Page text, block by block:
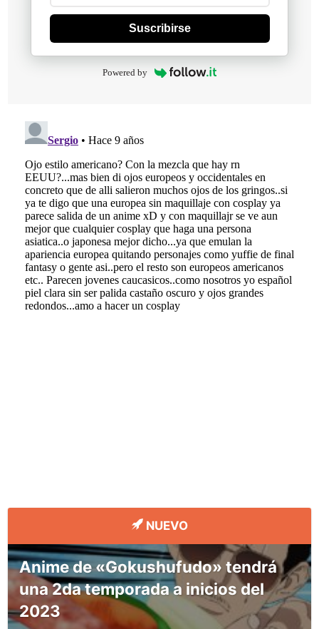
Suscribirse
Powered by
NUEVO
Anime de «Gokushufudo» tendrá
una 2da temporada a inicios del
2023